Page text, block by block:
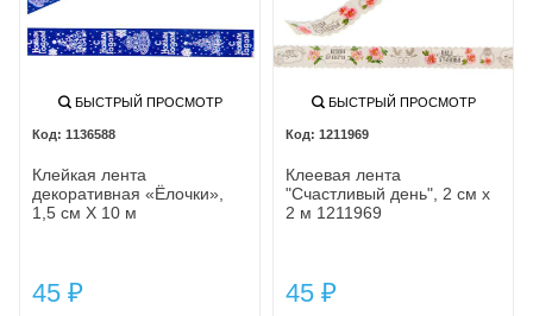
БЫСТРЫЙ ПРОСМОТР
1136588
Клейкая лента
декоративная «Ёлочки»,
1,5 см Х 10 м
45 ₽
БЫСТРЫЙ ПРОСМОТР
1211969
Клеевая лента
"Счастливый день", 2 см х
2 м 1211969
45 ₽